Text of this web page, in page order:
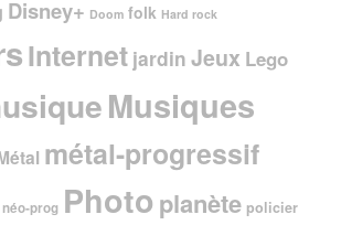
Disney+ Doom folk Hard rock
Internet jardin Jeux Lego
Musiques
métal-progressif
néo-prog Photo planète policier